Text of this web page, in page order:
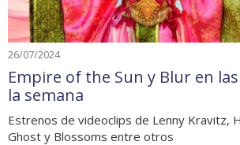
26/07/2024
Empire of the Sun y Blur en
la semana
Estrenos de videoclips de Lenny Kravitz,
Ghost y Blossoms entre otros